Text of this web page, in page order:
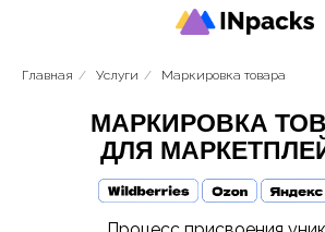
Главная / Услуги / Маркировка товара
МАРКИРОВКА
ДЛЯ